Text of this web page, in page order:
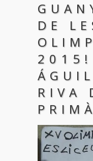
DE
2015!
RIVA